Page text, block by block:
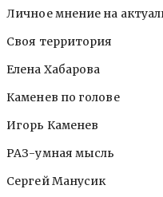
Личное мнение на
Своя территория
Елена Хабарова
Каменев по голове
Игорь Каменев
РАЗ-умная мысль
Сергей Манусик